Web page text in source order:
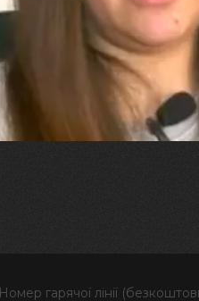
"Я перенесла 11
плакала від
болю. Але
бере за руку і
далі"
Номер гарячої лінії